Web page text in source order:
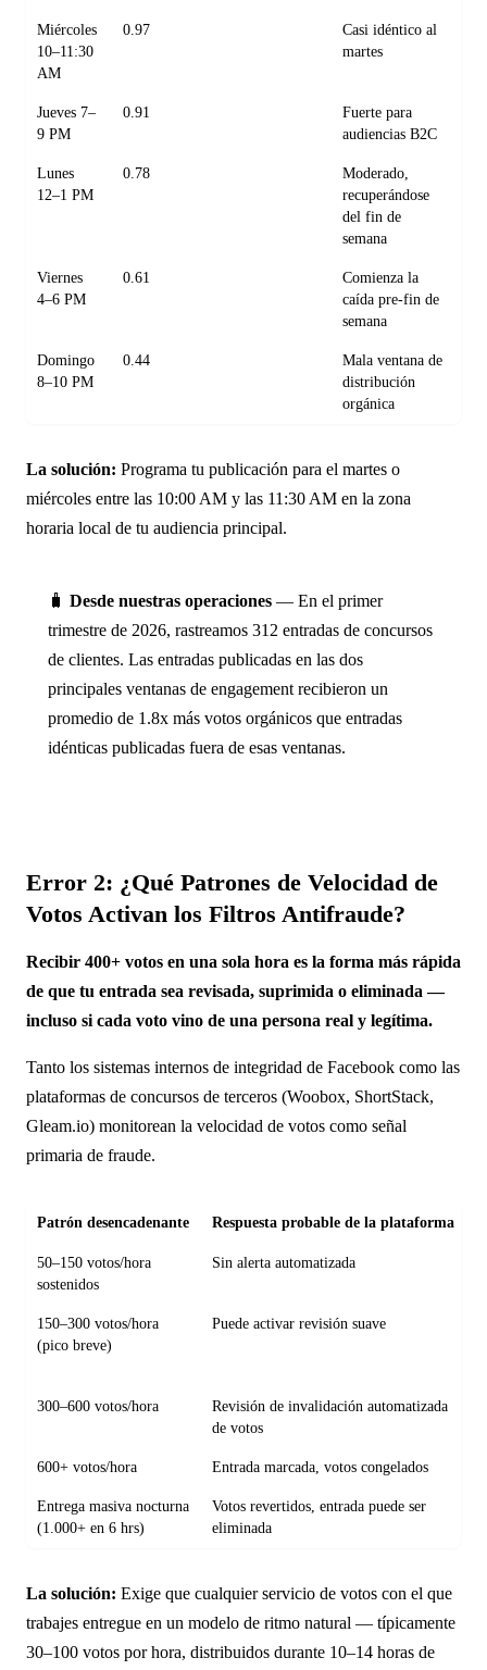
Miércoles
10–11:30
AM
0.97
Casi idéntico al
martes
Jueves 7–
9 PM
0.91
Fuerte para
audiencias B2C
Lunes
12–1 PM
0.78
Moderado,
recuperándose
del fin de
semana
Viernes
4–6 PM
0.61
Comienza la
caída pre-fin de
semana
Domingo
8–10 PM
0.44
Mala ventana de
distribución
orgánica
La solución: Programa tu publicación para el martes o
miércoles entre las 10:00 AM y las 11:30 AM en la zona
horaria local de tu audiencia principal.
🧳 Desde nuestras operaciones — En el primer
trimestre de 2026, rastreamos 312 entradas de concursos
de clientes. Las entradas publicadas en las dos
principales ventanas de engagement recibieron un
promedio de 1.8x más votos orgánicos que entradas
idénticas publicadas fuera de esas ventanas.
Error 2: ¿Qué Patrones de Velocidad de
Votos Activan los Filtros Antifraude?
Recibir 400+ votos en una sola hora es la forma más rápida
de que tu entrada sea revisada, suprimida o eliminada —
incluso si cada voto vino de una persona real y legítima.
Tanto los sistemas internos de integridad de Facebook como las
plataformas de concursos de terceros (Woobox, ShortStack,
Gleam.io) monitorean la velocidad de votos como señal
primaria de fraude.
Patrón desencadenante Respuesta probable de la plataforma
50–150 votos/hora
sostenidos
Sin alerta automatizada
150–300 votos/hora
(pico breve)
Puede activar revisión suave
300–600 votos/hora
Revisión de invalidación automatizada
de votos
600+ votos/hora Entrada marcada, votos congelados
Entrega masiva nocturna
(1.000+ en 6 hrs)
Votos revertidos, entrada puede ser
eliminada
La solución: Exige que cualquier servicio de votos con el que
trabajes entregue en un modelo de ritmo natural — típicamente
30–100 votos por hora, distribuidos durante 10–14 horas de